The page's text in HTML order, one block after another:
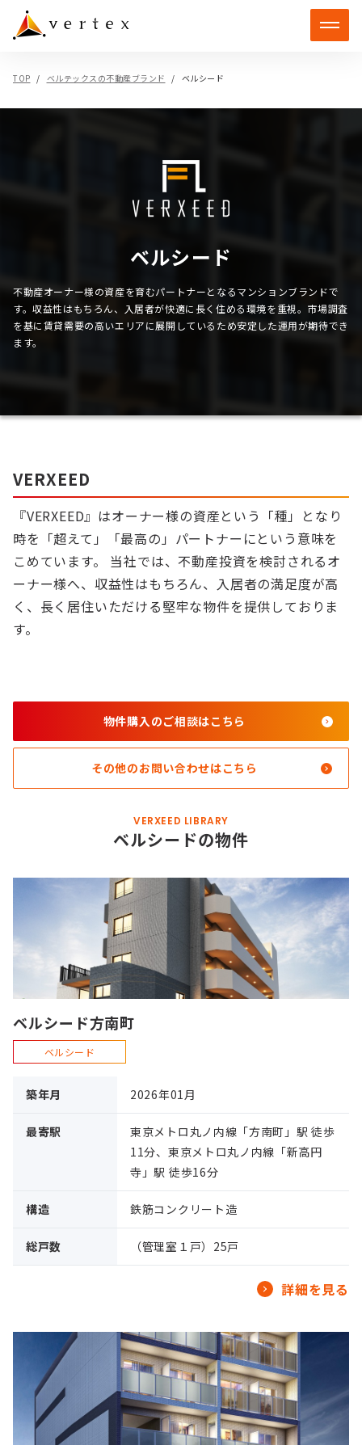
TOP ベルテックスの不動産ブランド ベルシード
ベルシード
不動産オーナー様の資産を育むパートナーとなるマンションブランドで
す。収益性はもちろん、入居者が快適に長く住める環境を重視。市場調査
を基に賃貸需要の高いエリアに展開しているため安定した運用が期待でき
ます。
VERXEED
『VERXEED』はオーナー様の資産という「種」となり
時を「超えて」「最高の」パートナーにという意味を
こめています。 当社では、不動産投資を検討されるオ
ーナー様へ、収益性はもちろん、入居者の満足度が高
く、長く居住いただける堅牢な物件を提供しておりま
す。
物件購入のご相談はこちら
その他のお問い合わせはこちら
VERXEED LIBRARY
ベルシードの物件
ベルシード方南町
ベルシード
築年月 2026年01月
最寄駅
東京メトロ丸ノ内線「方南町」駅 徒歩
11分、東京メトロ丸ノ内線「新高円
寺」駅 徒歩16分
構造 鉄筋コンクリート造
総戸数 （管理室１戸）25戸
詳細を見る